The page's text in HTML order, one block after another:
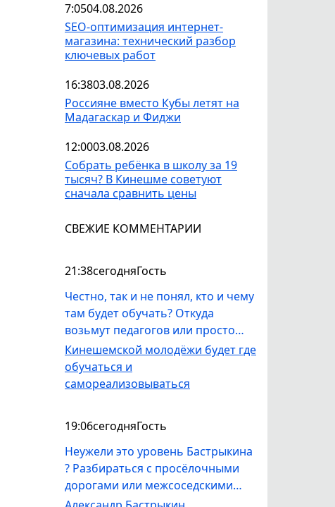
7:0504.08.2026
SEO-оптимизация интернет-
магазина: технический разбор
ключевых работ
16:3803.08.2026
Россияне вместо Кубы летят на
Мадагаскар и Фиджи
12:0003.08.2026
Собрать ребёнка в школу за 19
тысяч? В Кинешме советуют
сначала сравнить цены
СВЕЖИЕ КОММЕНТАРИИ
21:38сегодняГость
Честно, так и не понял, кто и чему
там будет обучать? Откуда
возьмут педагогов или просто
профессионалов, которые смогут
молодежь чему-то научить? Ну а
если, вдруг, найдется человек,
допустят ли его к работе на этом
оборудовании? Не получилось бы,
как всегда - тетки, которым за
шестьдесят будут учить молодежь
лозоплетению и прочем, никому
Кинешемской молодёжи будет где
обучаться и
самореализовываться
19:06сегодняГость
Неужели это уровень Бастрыкина
? Разбираться с просёлочными
дорогами или межсоседскими
склоками . Стыдоба . А то что